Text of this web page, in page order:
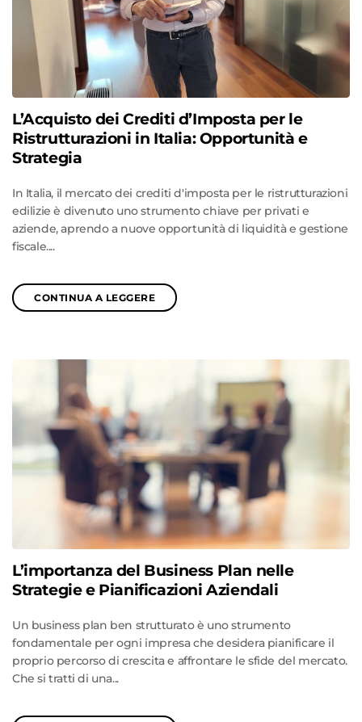
L’Acquisto dei Crediti d’Imposta per le
Ristrutturazioni in Italia: Opportunità e
Strategia
In Italia, il mercato dei crediti d'imposta per le ristrutturazioni
edilizie è divenuto uno strumento chiave per privati e
aziende, aprendo a nuove opportunità di liquidità e gestione
fiscale....
CONTINUA A LEGGERE
L’importanza del Business Plan nelle
Strategie e Pianificazioni Aziendali
Un business plan ben strutturato è uno strumento
fondamentale per ogni impresa che desidera pianificare il
proprio percorso di crescita e affrontare le sfide del mercato.
Che si tratti di una...